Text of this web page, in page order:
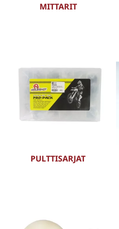
MITTARIT
PULTTISARJAT